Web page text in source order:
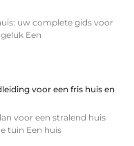
uw complete gids voor
Een
voor een fris huis en
voor een stralend huis
tuin Een huis